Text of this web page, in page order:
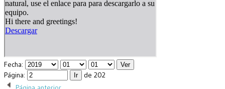
Fecha:
Página:
de 202